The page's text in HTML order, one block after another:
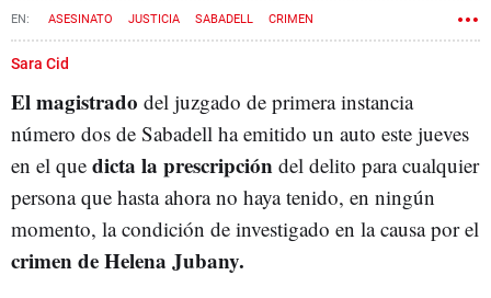
ASESINATO JUSTICIA SABADELL CRIMEN
Sara Cid
El magistrado del juzgado de primera instancia
número dos de Sabadell ha emitido un auto este jueves
en el que dicta la prescripción del delito para cualquier
persona que hasta ahora no haya tenido, en ningún
momento, la condición de investigado en la causa por el
crimen de Helena Jubany.